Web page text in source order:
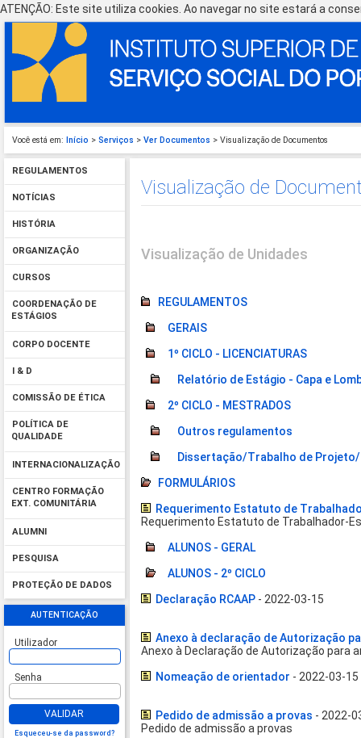
ATENÇÃO: Este site utiliza cookies. Ao navegar no site estará a
Você está em: Início > Serviços > Ver Documentos > Visualização de Documentos
REGULAMENTOS
NOTÍCIAS
HISTÓRIA
ORGANIZAÇÃO
CURSOS
COORDENAÇÃO DE
ESTÁGIOS
CORPO DOCENTE
I & D
COMISSÃO DE ÉTICA
POLÍTICA DE
QUALIDADE
INTERNACIONALIZAÇÃO
CENTRO FORMAÇÃO
EXT. COMUNITÁRIA
ALUMNI
PESQUISA
PROTEÇÃO DE DADOS
AUTENTICAÇÃO
Utilizador
Senha
VALIDAR
Esqueceu-se da password?
Visualização de
Visualização de Unidades
REGULAMENTOS
GERAIS
1º CICLO - LICENCIATURAS
Relatório de Estágio - Capa e
2º CICLO - MESTRADOS
Outros regulamentos
Dissertação/Trabalho de
FORMULÁRIOS
Requerimento Estatuto de
Requerimento Estatuto de Trabalhador-
ALUNOS - GERAL
ALUNOS - 2º CICLO
Declaração RCAAP - 2022-03-15
Anexo à declaração de Autorização
Anexo à Declaração de Autorização para
Nomeação de orientador - 2022-03-15
Pedido de admissão a provas - 2022-
Pedido de admissão a provas